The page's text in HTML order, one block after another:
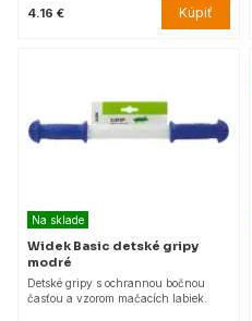
4.16 € Kúpiť
Na sklade
Widek Basic detské gripy
modré
Detské gripy s ochrannou bočnou
časťou a vzorom mačacích labiek.